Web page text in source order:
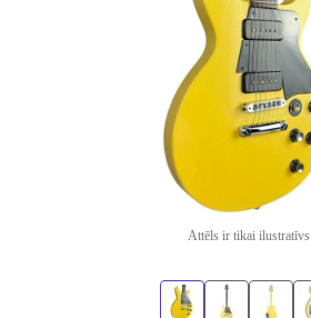
Attēls ir tikai ilustratīvs